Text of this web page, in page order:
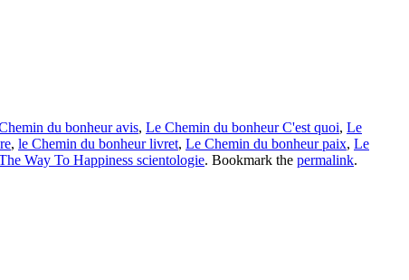
du bonheur avis, Le Chemin du bonheur C'est quoi, Le
, le Chemin du bonheur livret, Le Chemin du bonheur paix, Le
Way To Happiness scientologie. Bookmark the permalink.